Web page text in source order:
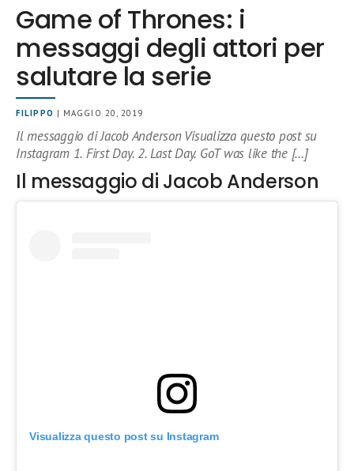
Game of Thrones: i
messaggi degli attori per
salutare la serie
FILIPPO | MAGGIO 20, 2019
Il messaggio di Jacob Anderson Visualizza questo post su
Instagram 1. First Day. 2. Last Day. GoT was like the […]
Il messaggio di Jacob Anderson
Visualizza questo post su Instagram